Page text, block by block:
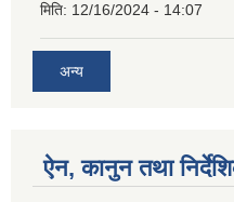
मिति: 12/16/2024 - 14:07
अन्य
ऐन, कानुन तथा